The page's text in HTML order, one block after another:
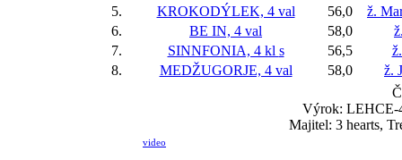
5.
KROKODÝLEK, 4 val 56,0
ž.
6.
BE IN, 4 val 58,0
7.
SINNFONIA, 4 kl s 56,5
8.
MEDŽUGORJE, 4 val 58,0
ž.
Výrok: LEHCE-
Majitel: 3 hearts,
video